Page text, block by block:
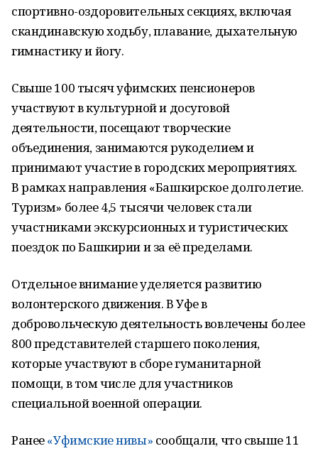
спортивно-оздоровительных секциях, включая
скандинавскую ходьбу, плавание, дыхательную
гимнастику и йогу.
Свыше 100 тысяч уфимских пенсионеров
участвуют в культурной и досуговой
деятельности, посещают творческие
объединения, занимаются рукоделием и
принимают участие в городских мероприятиях.
В рамках направления «Башкирское долголетие.
Туризм» более 4,5 тысячи человек стали
участниками экскурсионных и туристических
поездок по Башкирии и за её пределами.
Отдельное внимание уделяется развитию
волонтерского движения. В Уфе в
добровольческую деятельность вовлечены более
800 представителей старшего поколения,
которые участвуют в сборе гуманитарной
помощи, в том числе для участников
специальной военной операции.
Ранее«Уфимские нивы» сообщали, что свыше 11